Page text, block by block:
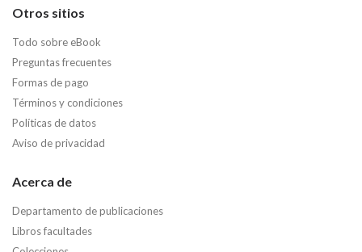
Otros sitios
Todo sobre eBook
Preguntas frecuentes
Formas de pago
Términos y condiciones
Políticas de datos
Aviso de privacidad
Acerca de
Departamento de publicaciones
Libros facultades